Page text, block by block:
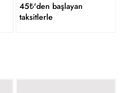
45₺'den başlayan
taksitlerle